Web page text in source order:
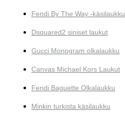
Fendi By The Way -käsilaukku
Dsquared2 siniset laukut
Gucci Monogram olkalaukku
Canvas Michael Kors Laukut
Fendi Baguette Olkalaukku
Minkin turkista käsilaukku